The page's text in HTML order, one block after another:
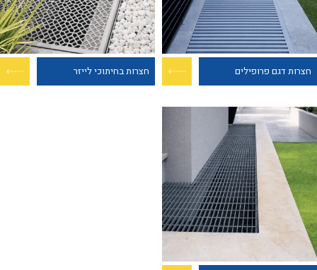
חצרות דגם פרופילים חצרות בחיתוכי לייזר